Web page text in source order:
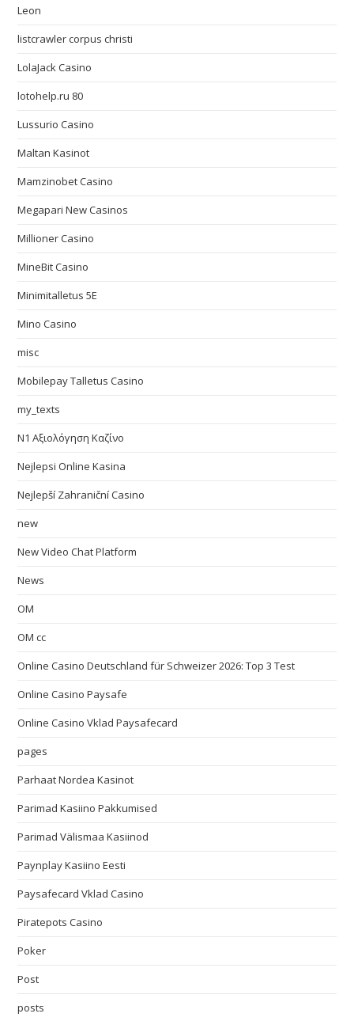
Leon
listcrawler corpus christi
LolaJack Casino
lotohelp.ru 80
Lussurio Casino
Maltan Kasinot
Mamzinobet Casino
Megapari New Casinos
Millioner Casino
MineBit Casino
Minimitalletus 5E
Mino Casino
misc
Mobilepay Talletus Casino
my_texts
N1 Αξιολόγηση Καζίνο
Nejlepsi Online Kasina
Nejlepší Zahraniční Casino
new
New Video Chat Platform
News
OM
OM cc
Online Casino Deutschland für Schweizer 2026: Top 3 Test
Online Casino Paysafe
Online Casino Vklad Paysafecard
pages
Parhaat Nordea Kasinot
Parimad Kasiino Pakkumised
Parimad Välismaa Kasiinod
Paynplay Kasiino Eesti
Paysafecard Vklad Casino
Piratepots Casino
Poker
Post
posts